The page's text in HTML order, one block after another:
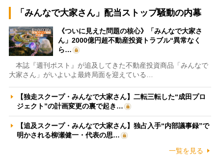
「みんなで大家さん」配当ストップ騒動の内幕
《ついに見えた問題の核心》「みんなで大家さ
ん」2000億円超不動産投資トラブル“異常なく
ら…
本誌『週刊ポスト』が追及してきた不動産投資商品「みんなで
大家さん」がいよいよ最終局面を迎えている…
【独走スクープ・みんなで大家さん】二転三転した“成田プロ
ジェクト”の計画変更の裏で起き…
【追及スクープ・みんなで大家さん】独占入手“内部議事録”で
明かされる柳瀬健一・代表の思…
一覧を見る